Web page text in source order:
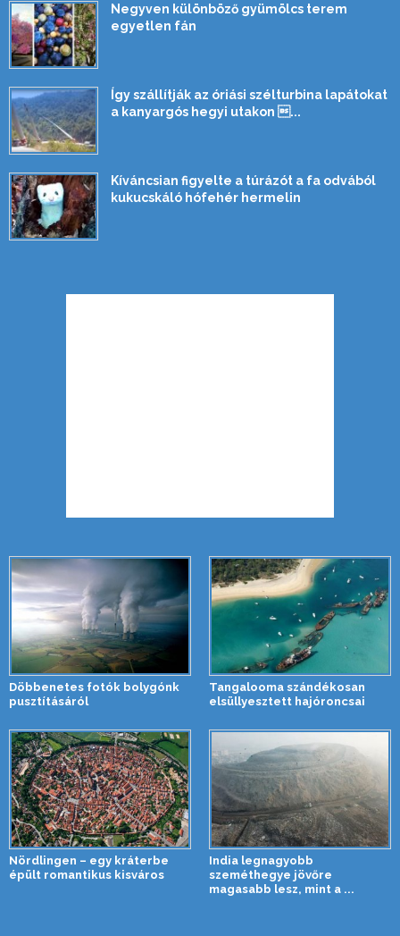
Negyven különböző gyümölcs terem
egyetlen fán
Így szállítják az óriási szélturbina lapátokat
a kanyargós hegyi utakon ...
Kíváncsian figyelte a túrázót a fa odvából
kukucskáló hófehér hermelin
Döbbenetes fotók bolygónk
pusztításáról
Tangalooma szándékosan
elsüllyesztett hajóroncsai
Nördlingen – egy kráterbe
épült romantikus kisváros
India legnagyobb
szeméthegye jövőre
magasabb lesz, mint a ...